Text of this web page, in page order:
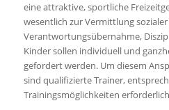
eine attraktive, sportliche
wesentlich zur Vermittlung sozialer
Verantwortungsübernahme,
Kinder sollen individuell und
gefordert werden. Um diesem
sind qualifizierte Trainer,
Trainingsmöglichkeiten